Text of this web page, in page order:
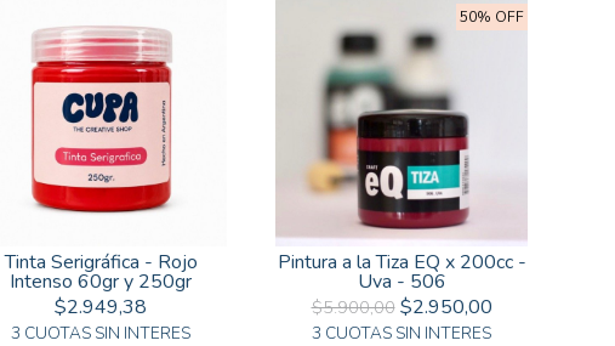
Tinta Serigráfica - Rojo
Intenso 60gr y 250gr
$2.949,38
3 CUOTAS SIN INTERES
50% OFF
Pintura a la Tiza EQ x 200cc -
Uva - 506
$5.900,00$2.950,00
3 CUOTAS SIN INTERES